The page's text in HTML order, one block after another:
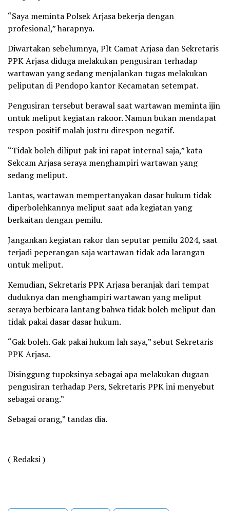
“Saya meminta Polsek Arjasa bekerja dengan
profesional,” harapnya.
Diwartakan sebelumnya, Plt Camat Arjasa dan Sekretaris
PPK Arjasa diduga melakukan pengusiran terhadap
wartawan yang sedang menjalankan tugas melakukan
peliputan di Pendopo kantor Kecamatan setempat.
Pengusiran tersebut berawal saat wartawan meminta ijin
untuk meliput kegiatan rakoor. Namun bukan mendapat
respon positif malah justru direspon negatif.
“Tidak boleh diliput pak ini rapat internal saja,” kata
Sekcam Arjasa seraya menghampiri wartawan yang
sedang meliput.
Lantas, wartawan mempertanyakan dasar hukum tidak
diperbolehkannya meliput saat ada kegiatan yang
berkaitan dengan pemilu.
Jangankan kegiatan rakor dan seputar pemilu 2024, saat
terjadi peperangan saja wartawan tidak ada larangan
untuk meliput.
Kemudian, Sekretaris PPK Arjasa beranjak dari tempat
duduknya dan menghampiri wartawan yang meliput
seraya berbicara lantang bahwa tidak boleh meliput dan
tidak pakai dasar dasar hukum.
“Gak boleh. Gak pakai hukum lah saya,” sebut Sekretaris
PPK Arjasa.
Disinggung tupoksinya sebagai apa melakukan dugaan
pengusiran terhadap Pers, Sekretaris PPK ini menyebut
sebagai orang.”
Sebagai orang,” tandas dia.
( Redaksi )